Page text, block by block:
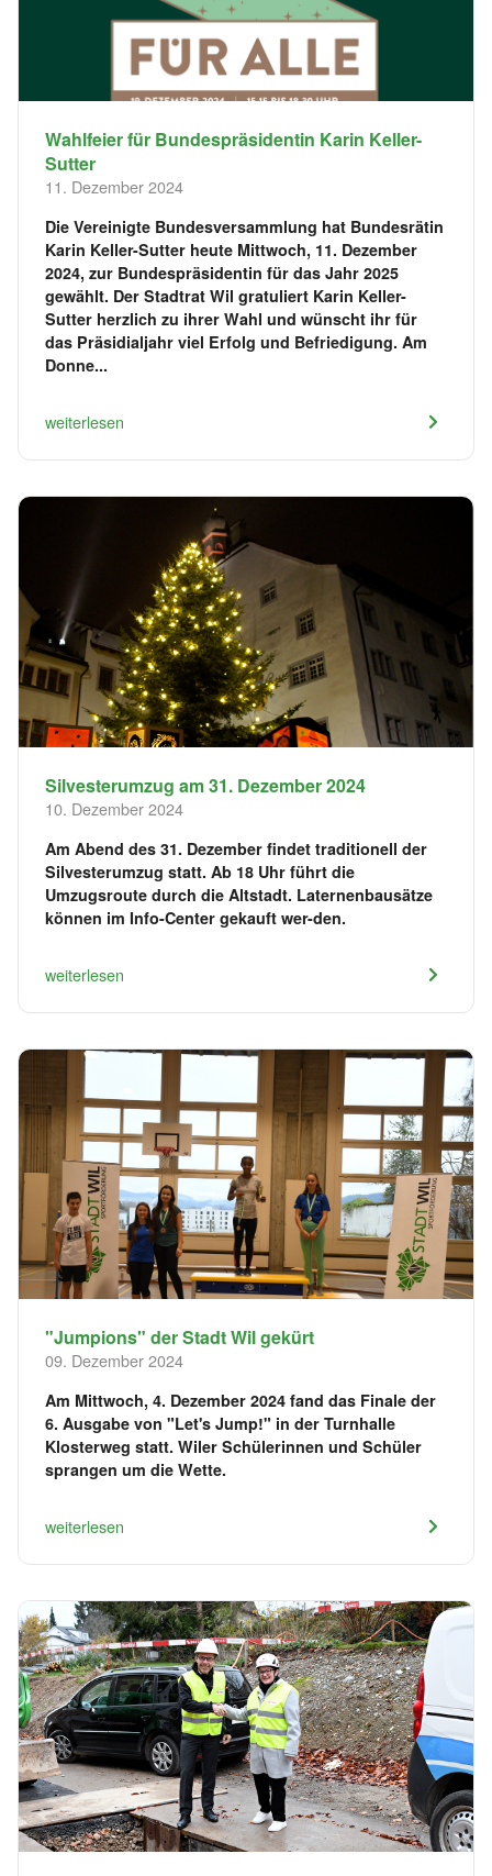
Wahlfeier für Bundespräsidentin Karin Keller-
Sutter
11. Dezember 2024
Die Vereinigte Bundesversammlung hat Bundesrätin
Karin Keller-Sutter heute Mittwoch, 11. Dezember
2024, zur Bundespräsidentin für das Jahr 2025
gewählt. Der Stadtrat Wil gratuliert Karin Keller-
Sutter herzlich zu ihrer Wahl und wünscht ihr für
das Präsidialjahr viel Erfolg und Befriedigung. Am
Donne...
weiterlesen
Silvesterumzug am 31. Dezember 2024
10. Dezember 2024
Am Abend des 31. Dezember findet traditionell der
Silvesterumzug statt. Ab 18 Uhr führt die
Umzugsroute durch die Altstadt. Laternenbausätze
können im Info-Center gekauft wer-den.
weiterlesen
"Jumpions" der Stadt Wil gekürt
09. Dezember 2024
Am Mittwoch, 4. Dezember 2024 fand das Finale der
6. Ausgabe von "Let's Jump!" in der Turnhalle
Klosterweg statt. Wiler Schülerinnen und Schüler
sprangen um die Wette.
weiterlesen